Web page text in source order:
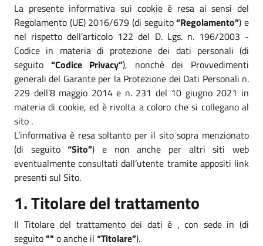
La presente informativa sui cookie è resa ai sensi del
Regolamento (UE) 2016/679 (di seguito“Regolamento”) e
nel rispetto dell’articolo 122 del D. Lgs. n. 196/2003 -
Codice in materia di protezione dei dati personali (di
seguito “Codice Privacy”), nonché dei Provvedimenti
generali del Garante per la Protezione dei Dati Personali n.
229 dell’8 maggio 2014 e n. 231 del 10 giugno 2021 in
materia di cookie, ed è rivolta a coloro che si collegano al
sito .
L’informativa è resa soltanto per il sito sopra menzionato
(di seguito“Sito”) e non anche per altri siti web
eventualmente consultati dall’utente tramite appositi link
presenti sul Sito.
1. Titolare del trattamento
Il Titolare del trattamento dei dati è , con sede in (di
seguito"" o anche il “Titolare”).